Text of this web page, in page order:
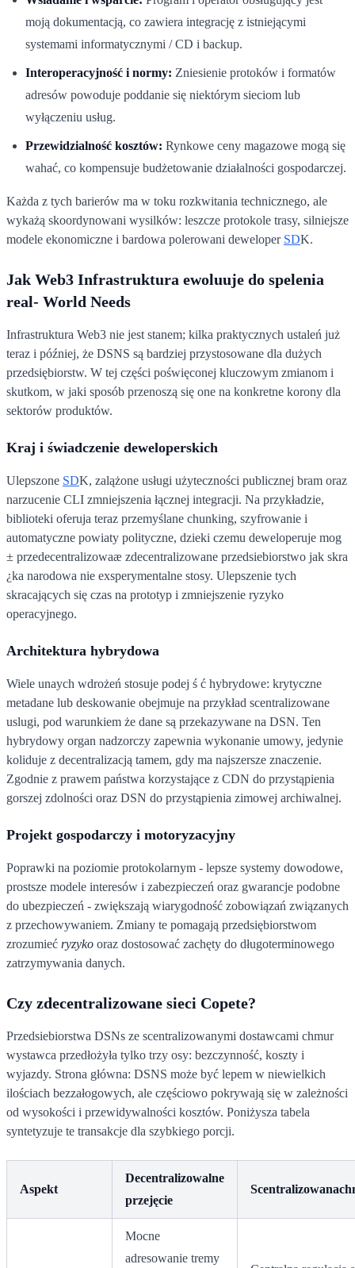
moją dokumentacją, co zawiera integrację z istniejącymi
systemami informatycznymi / CD i backup.
Interoperacyjność i normy: Zniesienie protoków i formatów
adresów powoduje poddanie się niektórym sieciom lub
wyłączeniu usług.
Przewidzialność kosztów: Rynkowe ceny magazowe mogą się
wahać, co kompensuje budżetowanie działalności gospodarczej.
Każda z tych barierów ma w toku rozkwitania technicznego, ale
wykażą skoordynowani wysilków: leszcze protokole trasy, silniejsze
modele ekonomiczne i bardowa polerowani deweloper SDK.
Jak Web3 Infrastruktura ewoluuje do spelenia
real- World Needs
Infrastruktura Web3 nie jest stanem; kilka praktycznych ustaleń już
teraz i później, że DSNS są bardziej przystosowane dla dużych
przedsiębiorstw. W tej części poświęconej kluczowym zmianom i
skutkom, w jaki sposób przenoszą się one na konkretne korony dla
sektorów produktów.
Kraj i świadczenie deweloperskich
Ulepszone SDK, zalążone usługi użyteczności publicznej bram oraz
narzucenie CLI zmniejszenia łącznej integracji. Na przykładzie,
biblioteki oferuja teraz przemyślane chunking, szyfrowanie i
automatyczne powiaty polityczne, dzieki czemu deweloperuje mog
± przedecentralizowaæ zdecentralizowane przedsiebiorstwo jak skra
¿ka narodowa nie exsperymentalne stosy. Ulepszenie tych
skracających się czas na prototyp i zmniejszenie ryzyko
operacyjnego.
Architektura hybrydowa
Wiele unaych wdrożeń stosuje podej ś ć hybrydowe: krytyczne
metadane lub deskowanie obejmuje na przykład scentralizowane
uslugi, pod warunkiem że dane są przekazywane na DSN. Ten
hybrydowy organ nadzorczy zapewnia wykonanie umowy, jedynie
koliduje z decentralizacją tamem, gdy ma najszersze znaczenie.
Zgodnie z prawem państwa korzystające z CDN do przystąpienia
gorszej zdolności oraz DSN do przystąpienia zimowej archiwalnej.
Projekt gospodarczy i motoryzacyjny
Poprawki na poziomie protokolarnym - lepsze systemy dowodowe,
prostsze modele interesów i zabezpieczeń oraz gwarancje podobne
do ubezpieczeń - zwiększają wiarygodność zobowiązań związanych
z przechowywaniem. Zmiany te pomagają przedsiębiorstwom
zrozumieć ryzyko oraz dostosować zachęty do długoterminowego
zatrzymywania danych.
Czy zdecentralizowane sieci Copete?
Przedsiebiorstwa DSNs ze scentralizowanymi dostawcami chmur
wystawca przedłożyła tylko trzy osy: bezczynność, koszty i
wyjazdy. Strona główna: DSNS może być lepem w niewielkich
ilościach bezzałogowych, ale częściowo pokrywają się w zależności
od wysokości i przewidywalności kosztów. Poniżysza tabela
syntetyzuje te transakcje dla szybkiego porcji.
Aspekt
Decentralizowalne
przejęcie
Mocne
adresowanie tremy